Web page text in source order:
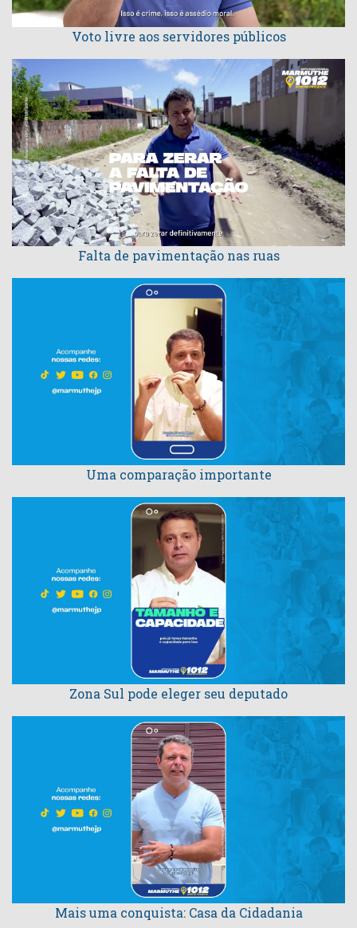
Voto livre aos servidores públicos
Falta de pavimentação nas ruas
Uma comparação importante
Zona Sul pode eleger seu deputado
Mais uma conquista: Casa da Cidadania